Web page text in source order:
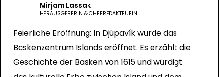
Mirjam Lassak
HERAUSGEBERIN & CHEFREDAKTEURIN
Feierliche Eröffnung: In Djúpavík wurde das
Baskenzentrum Islands eröffnet. Es erzählt die
Geschichte der Basken von 1615 und würdigt